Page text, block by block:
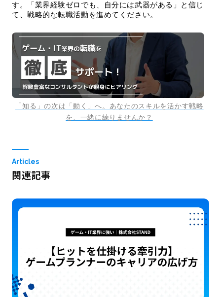
す。「業界経験ゼロでも、自分には武器がある」と信じ
て、戦略的な転職活動を進めてください。
「知る」の次は「動く」へ。あなたのスキルを活かす戦略
を、一緒に練りませんか？
Articles
関連記事